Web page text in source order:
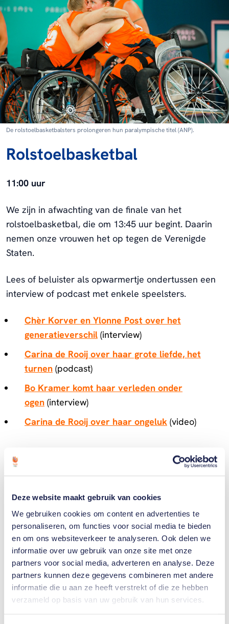
Deze website maakt gebruik van cookies
We gebruiken cookies om content en advertenties te
personaliseren, om functies voor social media te bieden
en om ons websiteverkeer te analyseren. Ook delen we
informatie over uw gebruik van onze site met onze
partners voor social media, adverteren en analyse. Deze
partners kunnen deze gegevens combineren met andere
informatie die u aan ze heeft verstrekt of die ze hebben
verzameld op basis van uw gebruik van hun services.
De rolstoelbasketbalsters prolongeren hun paralympische titel (ANP).
Rolstoelbasketbal
11:00 uur
We zijn in afwachting van de finale van het
rolstoelbasketbal, die om 13:45 uur begint. Daarin
nemen onze vrouwen het op tegen de Verenigde
Staten.
Lees of beluister als opwarmertje ondertussen een
interview of podcast met enkele speelsters.
Chèr Korver en Ylonne Post over het
generatieverschil (interview)
Carina de Rooij over haar grote liefde, het
turnen (podcast)
Bo Kramer komt haar verleden onder
ogen (interview)
Carina de Rooij over haar ongeluk (video)
Atletiek
09:39 uur
Jetze Plat wordt negende op de marathon. Hij legt
de 42 kilometer en 195 meter af in 1:39:47. Dat is 12
minuten en acht seconden achter de Zwitserse
winnaar Marcel Hug en 8:23 achter de nummer 3, de
Japanner Tomoki Suzuki.
Jetze reed in 2022 zijn eerste marathon. Hij was op